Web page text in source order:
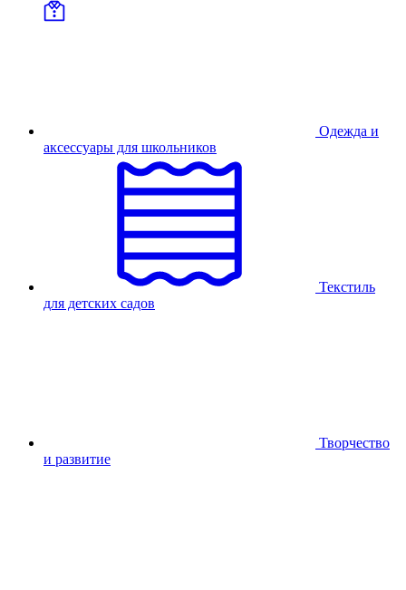
Одежда и
аксессуары для школьников
Текстиль
для детских садов
Творчество
и развитие